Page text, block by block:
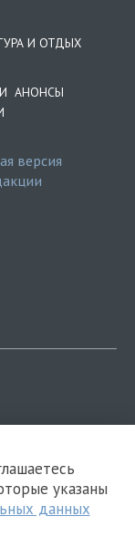
И ОТДЫХ
АНОНСЫ
версия
указаны
данных